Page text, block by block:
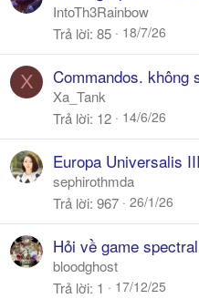
IntoTh3Rainbow
Trả lời 85 18/7/26
X Commandos. không
Xa_Tank
Trả lời 12 14/6/26
Europa Universalis
sephirothmda
Trả lời 967 26/1/26
Hỏi về game
bloodghost
Trả lời 1 17/12/25